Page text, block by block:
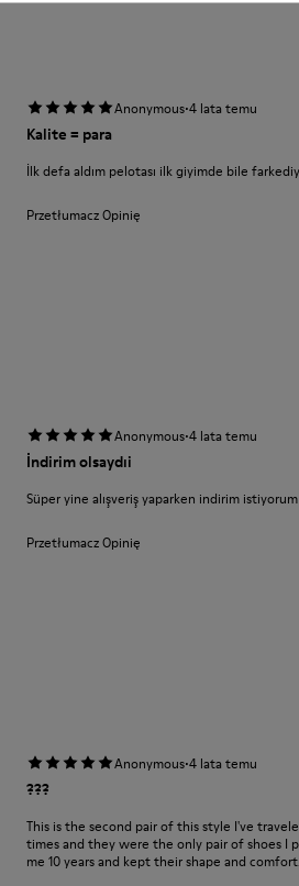
Anonymous·4 lata temu
Kalite = para
İlk defa aldım pelotası ilk giyimde bile
Przetłumacz Opinię
Anonymous·4 lata temu
İndirim olsaydıi
Süper yine alışveriş yaparken indirim istiyorum
Przetłumacz Opinię
Anonymous·4 lata temu
???
This is the second pair of this style I've
times and they were the only pair of shoes I
me 10 years and kept their shape and comfort.